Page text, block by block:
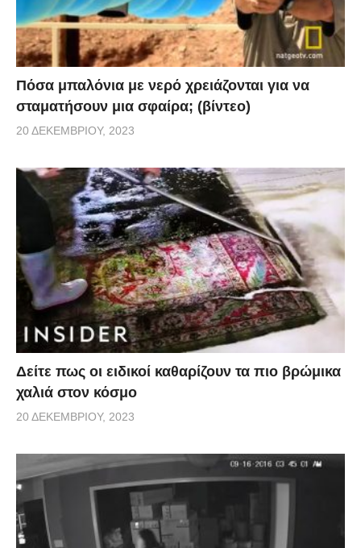
Πόσα μπαλόνια με νερό χρειάζονται για να
σταματήσουν μια σφαίρα; (βίντεο)
20 ΔΕΚΕΜΒΡΊΟΥ, 2023
Δείτε πως οι ειδικοί καθαρίζουν τα πιο βρώμικα
χαλιά στον κόσμο
20 ΔΕΚΕΜΒΡΊΟΥ, 2023